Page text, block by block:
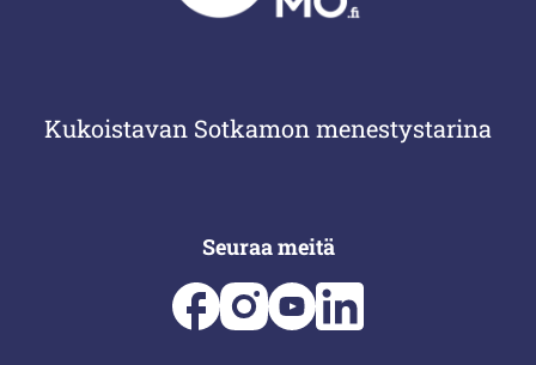
Kukoistavan Sotkamon menestystarina
Seuraa meitä